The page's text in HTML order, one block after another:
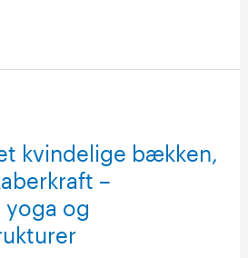
kvindelige bækken,
–
yoga og